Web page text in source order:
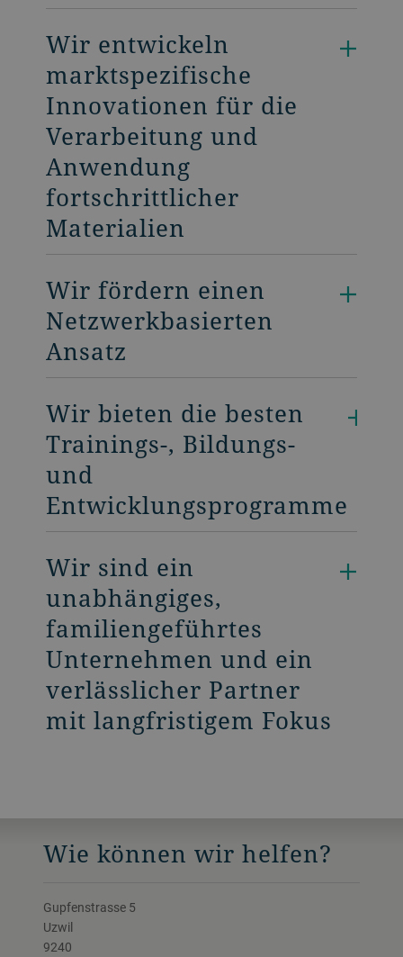
Wir entwickeln
marktspezifische
Innovationen für die
Verarbeitung und
Anwendung
fortschrittlicher
Materialien
Wir fördern einen
Netzwerkbasierten
Ansatz
Wir bieten die besten
Trainings-, Bildungs-
und
Entwicklungsprogramme
Wir sind ein
unabhängiges,
familiengeführtes
Unternehmen und ein
verlässlicher Partner
mit langfristigem Fokus
Wie können wir helfen?
Gupfenstrasse 5
Uzwil
9240